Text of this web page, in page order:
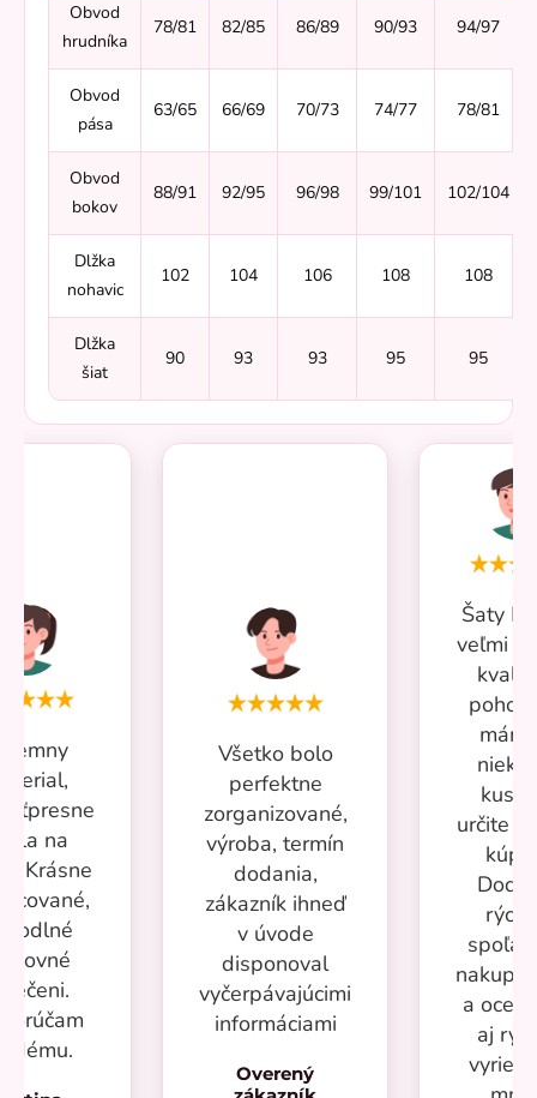
Obvod
hrudníka
78/81 82/85 86/89 90/93 94/97
Obvod
pása
63/65 66/69 70/73 74/77 78/81
Obvod
bokov
88/91 92/95 96/98 99/101 102/104
Dlžka
nohavic
102 104 106 108 108
Dlžka
šiat
90 93 93 95 95
na
Krásne
Všetko bolo
perfektne
zorganizované,
výroba, termín
dodania,
zákazník ihneď
v úvode
disponoval
vyčerpávajúcimi
informáciami
Overený
Šaty
veľmi
mám
určite
a
aj